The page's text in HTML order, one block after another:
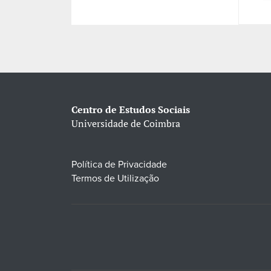
Centro de Estudos Sociais
Universidade de Coimbra
Política de Privacidade
Termos de Utilização